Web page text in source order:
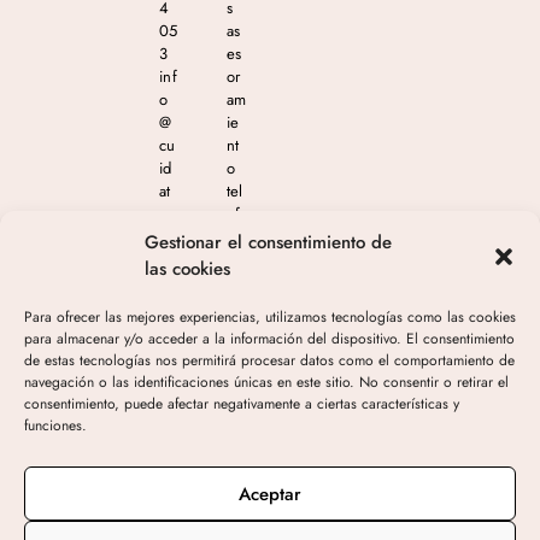
Gestionar el consentimiento de
las cookies
Para ofrecer las mejores experiencias, utilizamos tecnologías como las cookies
para almacenar y/o acceder a la información del dispositivo. El consentimiento
de estas tecnologías nos permitirá procesar datos como el comportamiento de
navegación o las identificaciones únicas en este sitio. No consentir o retirar el
consentimiento, puede afectar negativamente a ciertas características y
funciones.
Aceptar
4
05
3
inf
o
@
cu
id
at
m
est
ca
.c
o
m
s
as
es
or
am
ie
nt
o
tel
ef
ón
en
65
4
04
4
05
de
10